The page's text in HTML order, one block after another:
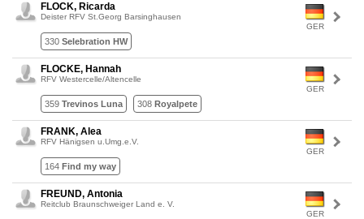
GER
FLOCK, Ricarda
Deister RFV St.Georg Barsinghausen
330 Selebration HW
GER
FLOCKE, Hannah
RFV Westercelle/Altencelle
359 Trevinos Luna 308 Royalpete
GER
FRANK, Alea
RFV Hänigsen u.Umg.e.V.
164 Find my way
GER
FREUND, Antonia
Reitclub Braunschweiger Land e. V.